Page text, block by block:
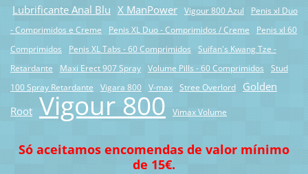
Lubrificante Anal Blu X ManPower Vigour 800 Azul
Penis xl Duo
- Comprimidos e Creme
Penis XL Duo - Comprimidos / Creme
Penis xl 60
Comprimidos
Penis XL Tabs - 60 Comprimidos
Suifan's Kwang Tze -
Retardante
Maxi Erect 907 Spray Volume Pills - 60 Comprimidos
Stud
100 Spray Retardante
Vigara 800 V-max Stree Overlord
Golden
Root Vigour 800 Vimax Volume
Só aceitamos encomendas de valor mínimo
de 15€.